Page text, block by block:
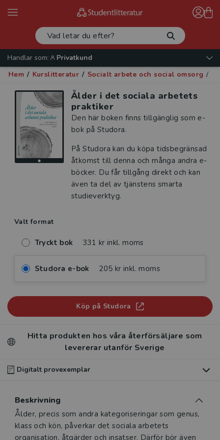
Handlar som:
Privatkund
Hem / Kurslitteratur / Socialt arbete och social omsorg /
Ålder i det sociala arbetets
praktiker
Den här boken finns tillgänglig som e-
bok på Studora.
På Studora kan du köpa tidsbegränsad
åtkomst till denna och många andra e-
böcker. Du får tillgång direkt och kan
även ta del av tjänstens smarta
studieverktyg.
Valt format
Tryckt bok 331 kr inkl. moms
Studora e-bok 205 kr inkl. moms
Köp på Studora
Hitta produkten hos våra återförsäljare som
levererar utanför Sverige
Digitalt provexemplar
digitalt provexemplar av den här produkten
Våra digitala provexemplar tillhandahålls via Studora.se
och ger dig tillgång till boken under 180 dagar. Observera
Beskrivning
Beskrivning
Ålder, precis som andra kategoriseringar som genus,
klass och kön, påverkar det sociala arbetets
organisation, åtgärder och insatser. Därför bör även